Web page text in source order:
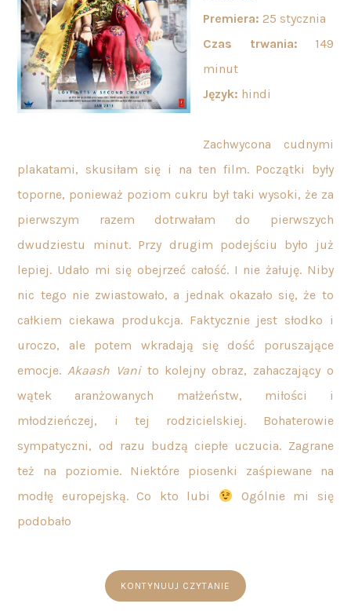
Premiera: 25 stycznia
Czas trwania: 149
minut
Język: hindi
Zachwycona cudnymi
plakatami, skusiłam się i na ten film. Początki były
toporne, ponieważ poziom cukru był taki wysoki, że za
pierwszym razem dotrwałam do pierwszych
dwudziestu minut. Przy drugim podejściu było już
lepiej. Udało mi się obejrzeć całość. I nie żałuję. Niby
nic tego nie zwiastowało, a jednak okazało się, że to
całkiem ciekawa produkcja. Faktycznie jest słodko i
uroczo, ale potem wkradają się dość poruszające
emocje.Akaash Vani to kolejny obraz, zahaczający o
wątek aranżowanych małżeństw, miłości i
młodzieńczej, i tej rodzicielskiej. Bohaterowie
sympatyczni, od razu budzą ciepłe uczucia. Zagrane
też na poziomie. Niektóre piosenki zaśpiewane na
modłę europejską. Co kto lubi
Ogólnie mi się
podobało
KONTYNUUJ CZYTANIE